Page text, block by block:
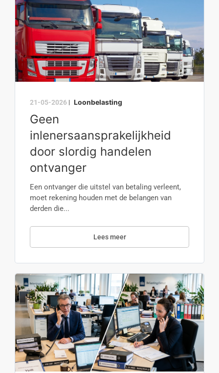
21-05-2026 | Loonbelasting
Geen
inlenersaansprakelijkheid
door slordig handelen
ontvanger
Een ontvanger die uitstel van betaling verleent,
moet rekening houden met de belangen van
derden die...
Lees meer